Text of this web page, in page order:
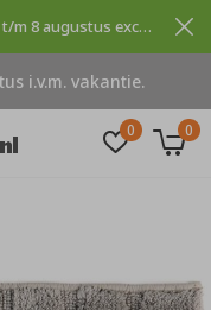
0 0
i.v.m. vakantie.
I.v.m. vakantie zijn wij gesloten van 16 juli t/m 8 augustus excuses voor dit ongemak.